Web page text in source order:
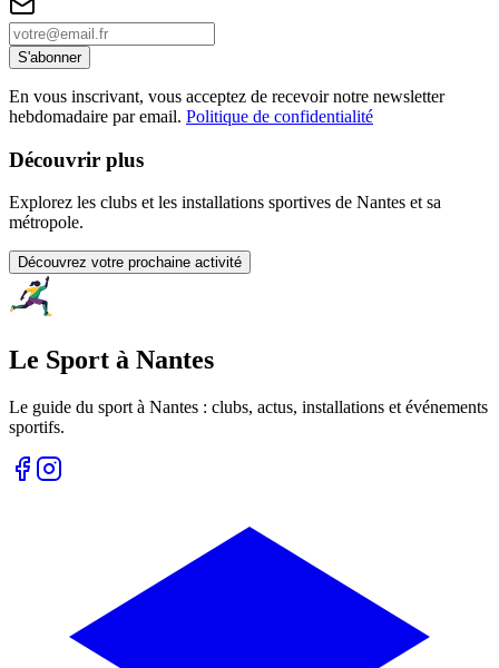
S'abonner
En vous inscrivant, vous acceptez de recevoir notre newsletter
hebdomadaire par email. Politique de confidentialité
Découvrir plus
Explorez les clubs et les installations sportives de Nantes et sa
métropole.
Découvrez votre prochaine activité
Le Sport à Nantes
Le guide du sport à Nantes : clubs, actus, installations et événements
sportifs.